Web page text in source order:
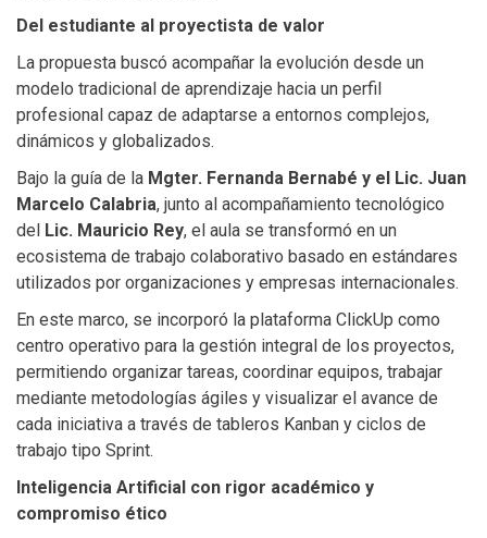
Del estudiante al proyectista de valor
La propuesta buscó acompañar la evolución desde un
modelo tradicional de aprendizaje hacia un perfil
profesional capaz de adaptarse a entornos complejos,
dinámicos y globalizados.
Bajo la guía de la Mgter. Fernanda Bernabé y el Lic. Juan
Marcelo Calabria, junto al acompañamiento tecnológico
del Lic. Mauricio Rey, el aula se transformó en un
ecosistema de trabajo colaborativo basado en estándares
utilizados por organizaciones y empresas internacionales.
En este marco, se incorporó la plataforma ClickUp como
centro operativo para la gestión integral de los proyectos,
permitiendo organizar tareas, coordinar equipos, trabajar
mediante metodologías ágiles y visualizar el avance de
cada iniciativa a través de tableros Kanban y ciclos de
trabajo tipo Sprint.
Inteligencia Artificial con rigor académico y
compromiso ético